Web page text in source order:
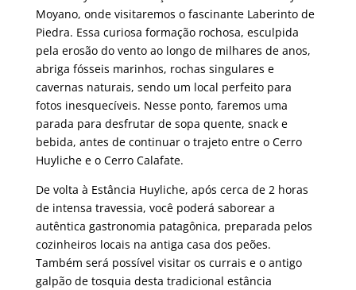
Moyano, onde visitaremos o fascinante Laberinto de
Piedra. Essa curiosa formação rochosa, esculpida
pela erosão do vento ao longo de milhares de anos,
abriga fósseis marinhos, rochas singulares e
cavernas naturais, sendo um local perfeito para
fotos inesquecíveis. Nesse ponto, faremos uma
parada para desfrutar de sopa quente, snack e
bebida, antes de continuar o trajeto entre o Cerro
Huyliche e o Cerro Calafate.
De volta à Estância Huyliche, após cerca de 2 horas
de intensa travessia, você poderá saborear a
autêntica gastronomia patagônica, preparada pelos
cozinheiros locais na antiga casa dos peões.
Também será possível visitar os currais e o antigo
galpão de tosquia desta tradicional estância